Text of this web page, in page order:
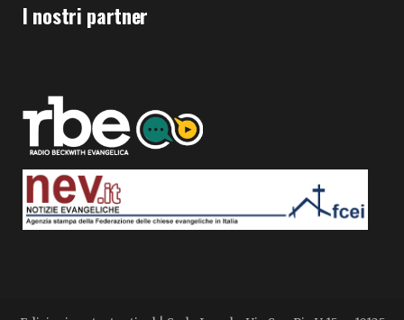
I nostri partner